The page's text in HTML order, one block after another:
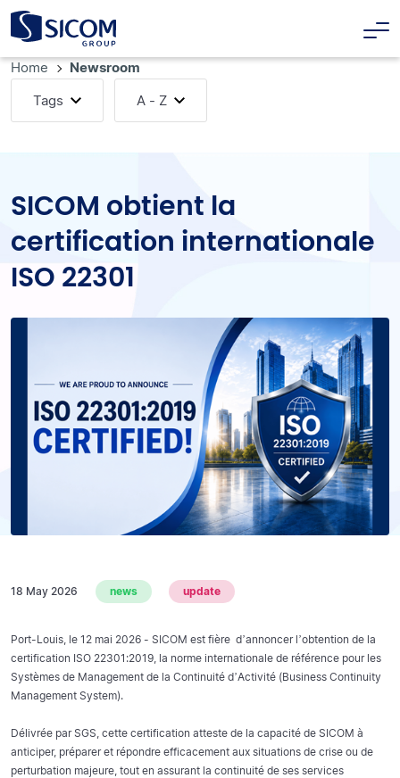
Home
Newsroom
Tags
A - Z
SICOM obtient la
certification internationale
ISO 22301
18 May 2026 news update
Port-Louis, le 12 mai 2026 - SICOM est fière d’annoncer l’obtention de la
certification ISO 22301:2019, la norme internationale de référence pour les
Systèmes de Management de la Continuité d’Activité (Business Continuity
Management System).
Délivrée par SGS, cette certification atteste de la capacité de SICOM à
anticiper, préparer et répondre efficacement aux situations de crise ou de
perturbation majeure, tout en assurant la continuité de ses services